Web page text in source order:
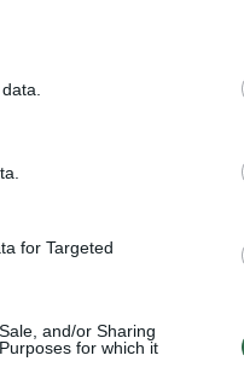
for Targeted
and/or Sharing
for which it
00:00:45
Rusija svarsto